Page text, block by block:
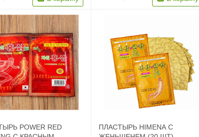
POWER RED
ПЛАСТЫРЬ HIMENA С